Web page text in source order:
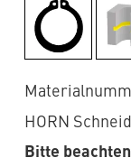
HORN
Bitte